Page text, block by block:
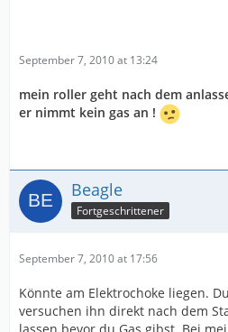
September 7, 2010 at 13:24
mein roller geht nach dem
er nimmt kein gas an !
Beagle
Fortgeschrittener
September 7, 2010 at 17:56
Könnte am Elektrochoke liegen.
versuchen ihn direkt nach dem